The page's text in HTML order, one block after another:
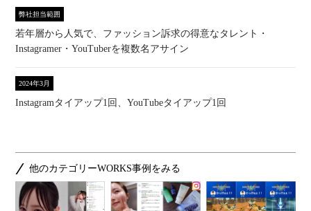
弊社担当範囲
若年層から人気で、ファッション訴求の得意なタレント・
Instagramer・YouTuberを複数名アサイン
2024年3月
Instagramタイアップ1回、YouTubeタイアップ1回
他のカテゴリーWORKS事例をみる